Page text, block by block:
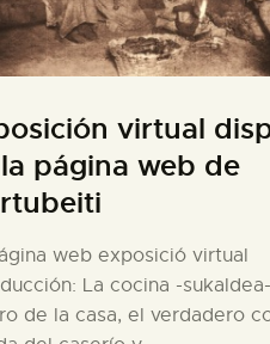
virtual
página web de
web exposició virtual
La cocina -
de la casa, el verdadero